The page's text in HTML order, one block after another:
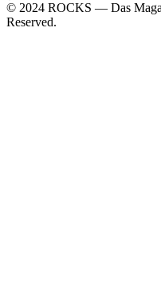
© 2024 ROCKS — Das
Reserved.